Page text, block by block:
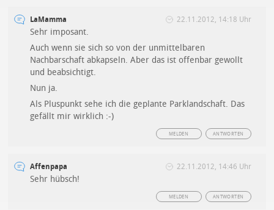
LaMamma 22.11.2012, 14:18 Uhr
Sehr imposant.
Auch wenn sie sich so von der unmittelbaren
Nachbarschaft abkapseln. Aber das ist offenbar gewollt
und beabsichtigt.
Nun ja.
Als Pluspunkt sehe ich die geplante Parklandschaft. Das
gefällt mir wirklich :-)
ANTWORTEN
MELDEN
Affenpapa 22.11.2012, 14:46 Uhr
Sehr hübsch!
ANTWORTEN
MELDEN